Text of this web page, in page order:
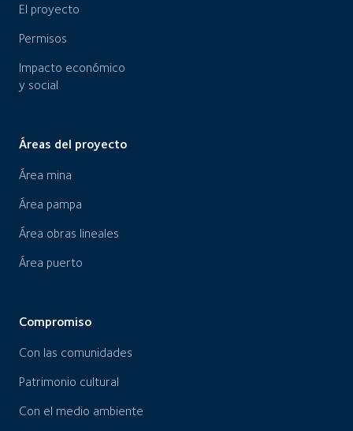
El proyecto
Permisos
Impacto económico
y social
Áreas del proyecto
Área mina
Área pampa
Área obras lineales
Área puerto
Compromiso
Con las comunidades
Patrimonio cultural
Con el medio ambiente